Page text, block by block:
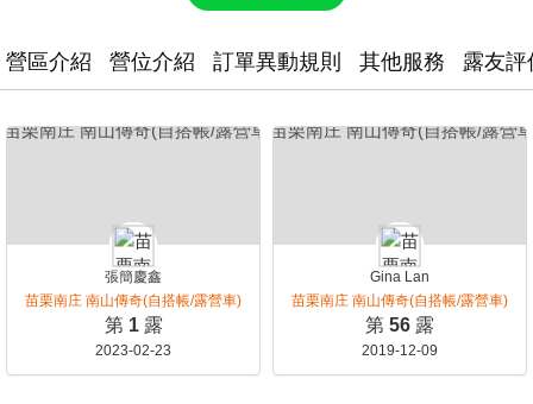
營區介紹 營位介紹 訂單異動規則 其他服務 露友評
張簡慶鑫
苗栗南庄 南山傳奇(自搭帳/露營車)
第 1 露
2023-02-23
Gina Lan
苗栗南庄 南山傳奇(自搭帳/露營車)
第 56 露
2019-12-09